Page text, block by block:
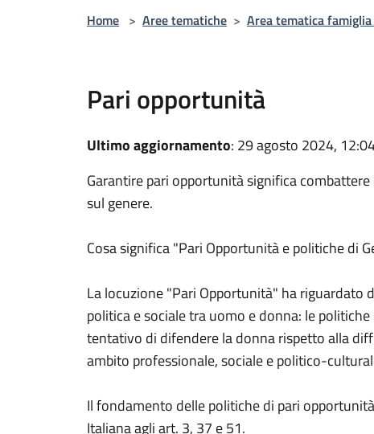
Home > Aree tematiche > Area tematica
Pari opportunità
Ultimo aggiornamento: 29 agosto 2024,
Garantire pari opportunità significa
sul genere.
Cosa significa "Pari Opportunità e politiche di
La locuzione "Pari Opportunità" ha riguardato
politica e sociale tra uomo e donna: le
tentativo di difendere la donna rispetto alla
ambito professionale, sociale e politico-
Il fondamento delle politiche di pari
Italiana agli art. 3, 37 e 51.